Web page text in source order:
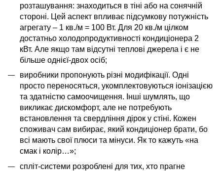
розташування: знаходиться в тіні або на сонячній
стороні. Цей аспект впливає підсумкову потужність
агрегату – 1 кв./м = 100 Вт. Для 20 кв./м цілком
достатньо холодопродуктивності кондиціонера 2
кВт. Але якщо там відсутні теплові джерела і є не
більше однієї-двох осіб;
виробники пропонують різні модифікації. Одні
просто переносяться, укомплектовуються іонізацією
та здатністю самоочищення. Інші шумлять, що
викликає дискомфорт, але не потребують
встановлення та свердління дірок у стіні. Кожен
споживач сам вибирає, який кондиціонер брати, бо
всі мають свої плюси та мінуси. Як то кажуть «на
смак і колір…»;
спліт-системи розроблені для тих, хто прагне